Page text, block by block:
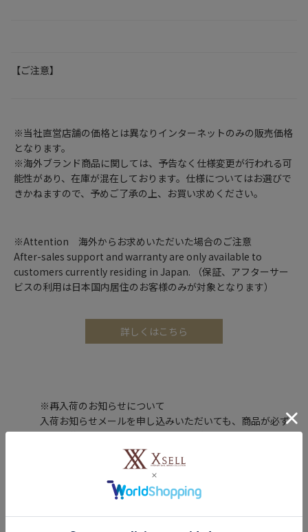
【ご注意】
※当社直営店舗の価格とは異なりインターネットのみの販売価格
となります。
※海外ブランド商品に関しては、予告なく仕様変更が行われる可
能性があり、在庫が混在しております。仕様についてはお選びで
きかねますので、予めご了承の上、お買い求めください。
※Attention 海外からお求めいただいた場合のご注意
After-sales support and warranty are only available to
customers currently residing in Japan. （保証、アフターサー
ビスの利用は日本国内居住のお客様のみが対象となります）
詳しくはこちら
※再入荷のお知らせについて
入荷お知らせメールを申し込みいただいても、商品が必ず
しも入荷するとは限りません。予めご了承ください。
レビュー投稿で100ポイントプレゼント！